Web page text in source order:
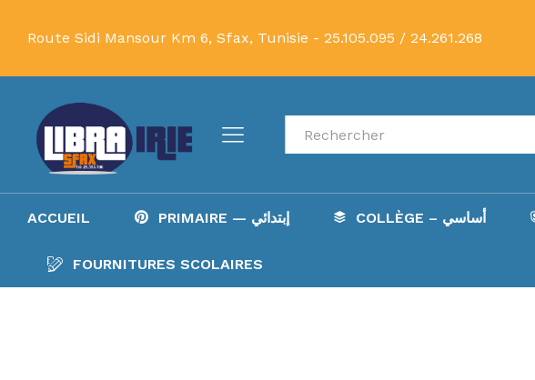
Route Sidi Mansour Km 6, Sfax, Tunisie - 25.105.095 / 24.261.268
Recherche
ACCUEIL PRIMAIRE — إبتدائي COLLÈGE – أساسي
FOURNITURES SCOLAIRES